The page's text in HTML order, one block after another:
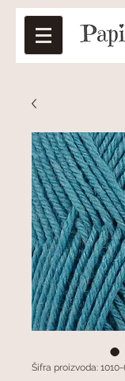
Šifra proizvoda: